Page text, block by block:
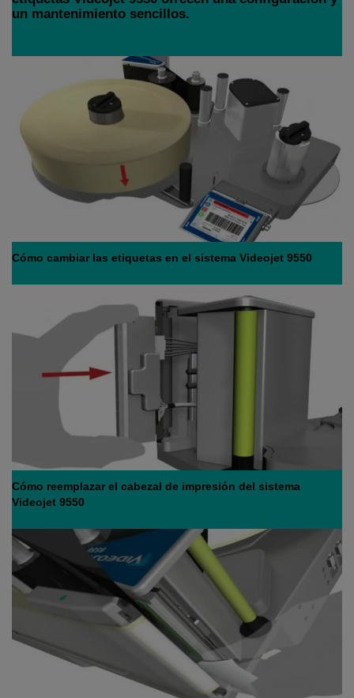
un mantenimiento sencillos.
Cómo cambiar las etiquetas en el sistema Videojet 9550
Cómo reemplazar el cabezal de impresión del sistema
Videojet 9550